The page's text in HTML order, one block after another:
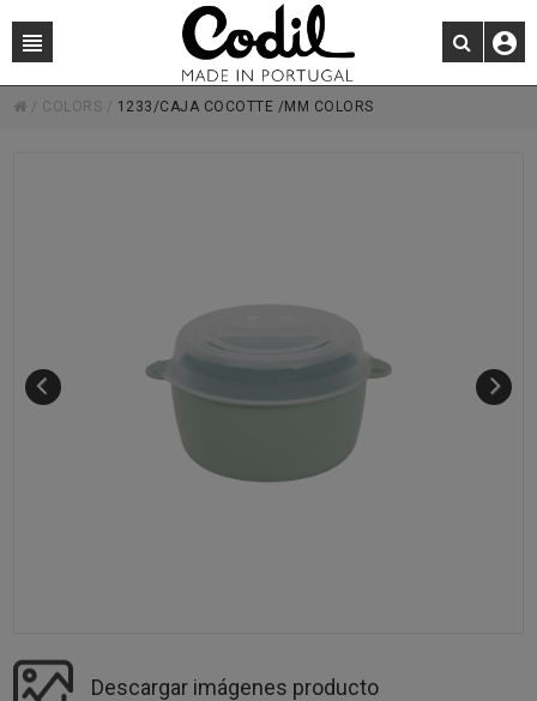
/ COLORS / 1233/CAJA COCOTTE /MM COLORS
Descargar imágenes producto